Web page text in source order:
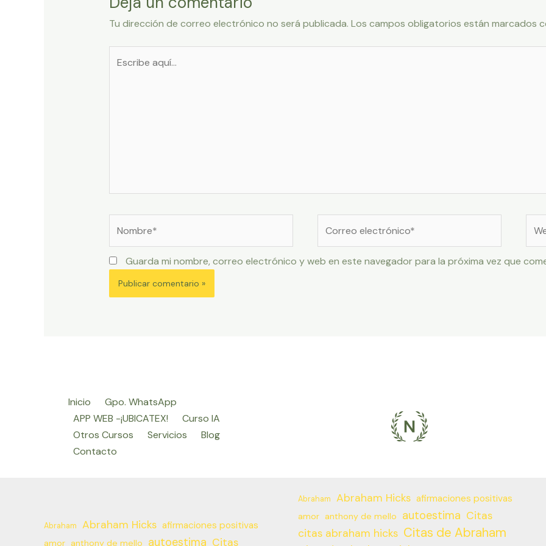
Tu dirección de correo electrónico no será publicada. Los campos obligatorios están marcados
aquí...
electrónico*
Guarda mi nombre, correo electrónico y web en este navegador para la próxima vez que
Inicio
Gpo. WhatsApp
APP WEB -¡UBICATEX!
Curso IA
Otros Cursos
Servicios
Blog
Contacto
Abraham Abraham Hicks afirmaciones positivas
amor anthony de mello autoestima Citas
Abraham Abraham Hicks afirmaciones positivas
amor anthony de mello autoestima Citas
citas abraham hicks Citas de Abraham